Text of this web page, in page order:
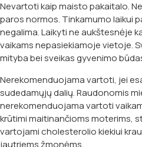
Nevartoti kaip maisto pakaitalo.
paros normos. Tinkamumo laikui
negalima. Laikyti ne aukštesnėje
vaikams nepasiekiamoje vietoje.
mityba bei sveikas gyvenimo
Nerekomenduojama vartoti, jei
sudedamųjų dalių. Raudonomis
nerekomenduojama vartoti
krūtimi maitinančioms moterims,
vartojami cholesterolio kiekiui
jautriems žmonėms.